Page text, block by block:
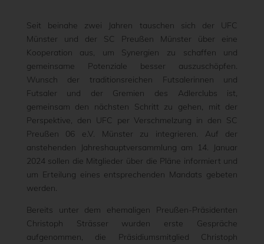
Seit beinahe zwei Jahren tauschen sich der UFC
Münster und der SC Preußen Münster über eine
Kooperation aus, um Synergien zu schaffen und
gemeinsame Potenziale besser auszuschöpfen.
Wunsch der traditionsreichen Futsalerinnen und
Futsaler und der Gremien des Adlerclubs ist,
gemeinsam den nächsten Schritt zu gehen, mit der
Perspektive, den UFC per Verschmelzung in den SC
Preußen 06 e.V. Münster zu integrieren. Auf der
anstehenden Jahreshauptversammlung am 14. Januar
2024 sollen die Mitglieder über die Pläne informiert und
um Erteilung eines entsprechenden Mandats gebeten
werden.
Bereits unter dem ehemaligen Preußen-Präsidenten
Christoph Strässer wurden erste Gespräche
aufgenommen, die Präsidiumsmitglied Christoph